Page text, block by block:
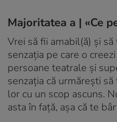
Majoritatea a | «Ce
Vrei să fii amabil(ă) şi
senzaţia pe care o
persoane teatrale şi
senzaţia că urmăreşti
lor cu un scop ascuns.
asta în faţă, aşa că te